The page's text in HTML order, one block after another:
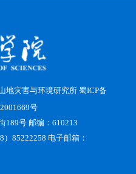
地灾害与环境研究所蜀ICP备
号
189号 邮编：610213
85222258 电子邮箱：